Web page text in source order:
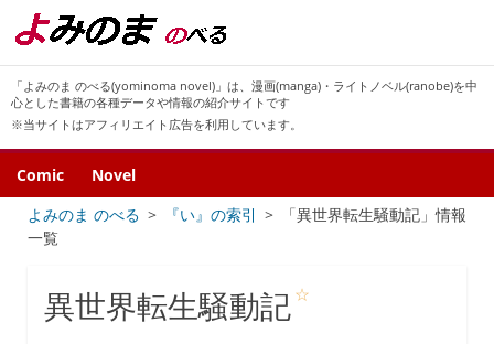
「よみのま のべる(yominoma novel)」は、漫画(manga)・ライトノベル(ranobe)を中
心とした書籍の各種データや情報の紹介サイトです
※当サイトはアフィリエイト広告を利用しています。
Comic
Novel
よみのま のべる
『い』の索引
「異世界転生騒動記」情報
一覧
異世界転生騒動記 ☆